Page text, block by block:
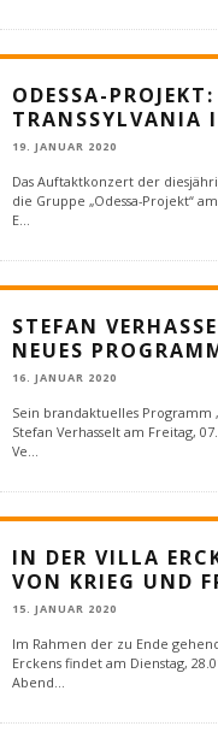
ODESSA-
TRANSSYLVANIA
19. JANUAR 2020
Das Auftaktkonzert der
die Gruppe „Odessa-Projekt“
E...
STEFAN
NEUES
16. JANUAR 2020
Sein brandaktuelles Programm
Stefan Verhasselt am Freitag,
Ve...
IN DER VILLA
VON KRIEG UND
15. JANUAR 2020
Im Rahmen der zu Ende
Erckens findet am Dienstag,
Abend...